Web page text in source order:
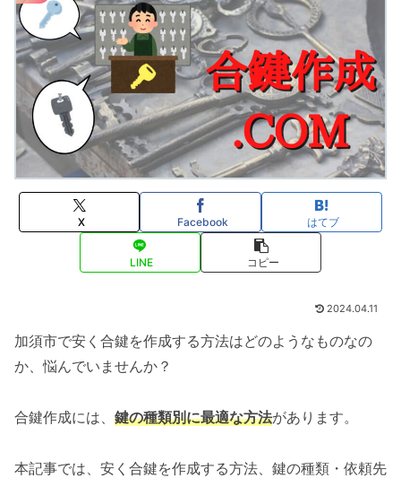
X Facebook はてブ
LINE コピー
2024.04.11
加須市で安く合鍵を作成する方法はどのようなものなの
か、悩んでいませんか？
合鍵作成には、 鍵の種類別に最適な方法があります。
本記事では、安く合鍵を作成する方法、鍵の種類・依頼先